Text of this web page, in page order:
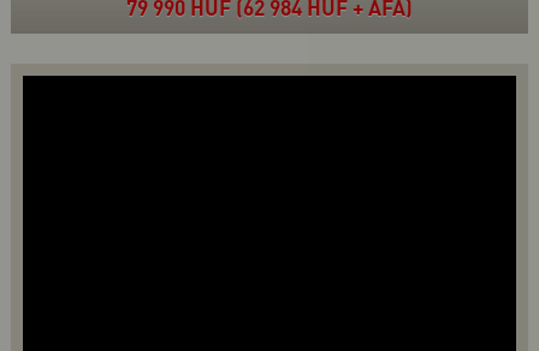
79 990 HUF (62 984 HUF + ÁFA)